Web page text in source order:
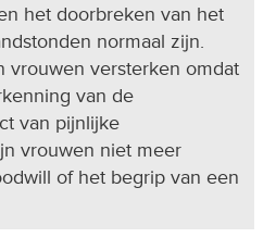
het doorbreken van het
normaal zijn.
vrouwen versterken omdat
van de
van pijnlijke
vrouwen niet meer
of het begrip van een